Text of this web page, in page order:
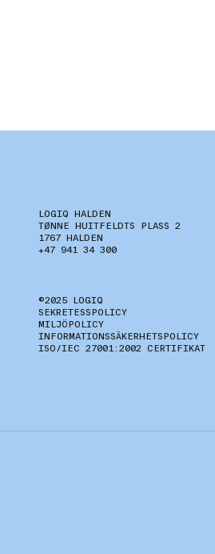
LOGIQ HALDEN
TØNNE HUITFELDTS PLASS 2
1767 HALDEN
+47 941 34 300
©2025 LOGIQ
SEKRETESSPOLICY
MILJÖPOLICY
INFORMATIONSSÄKERHETSPOLICY
ISO/IEC 27001:2002 CERTIFIKAT